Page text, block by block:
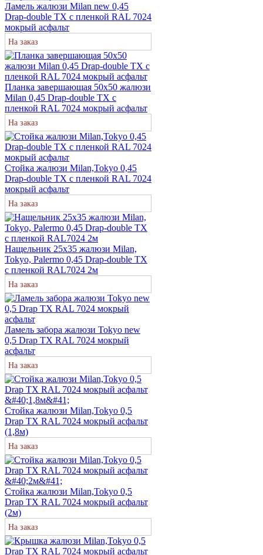
Ламель жалюзи Milan new 0,45
Drap-double TX с пленкой RAL 7024
мокрый асфальт
На заказ
Планка завершающая 50х50 жалюзи
Milan 0,45 Drap-double TX с
пленкой RAL 7024 мокрый асфальт
На заказ
Стойка жалюзи Milan,Tokyo 0,45
Drap-double TX с пленкой RAL 7024
мокрый асфальт
На заказ
Нащельник 25х35 жалюзи Milan,
Tokyo, Palermo 0,45 Drap-double TX
с пленкой RAL7024 2м
На заказ
Ламель забора жалюзи Tokyo new
0,5 Drap TX RAL 7024 мокрый
асфальт
На заказ
Стойка жалюзи Milan,Tokyo 0,5
Drap TX RAL 7024 мокрый асфальт
(1,8м)
На заказ
Стойка жалюзи Milan,Tokyo 0,5
Drap TX RAL 7024 мокрый асфальт
(2м)
На заказ